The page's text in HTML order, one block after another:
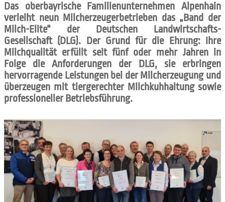
Das oberbayrische Familienunternehmen Alpenhain
verleiht neun Milcherzeugerbetrieben das „Band der
Milch-Elite“ der Deutschen Landwirtschafts-
Gesellschaft (DLG). Der Grund für die Ehrung: Ihre
Milchqualität erfüllt seit fünf oder mehr Jahren in
Folge die Anforderungen der DLG, sie erbringen
hervorragende Leistungen bei der Milcherzeugung und
überzeugen mit tiergerechter Milchkuhhaltung sowie
professioneller Betriebsführung.